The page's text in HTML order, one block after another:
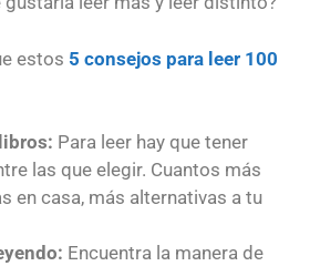
estos 5 consejos para leer 100
: Para leer hay que tener
las que elegir. Cuantos más
en casa, más alternativas a tu
: Encuentra la manera de